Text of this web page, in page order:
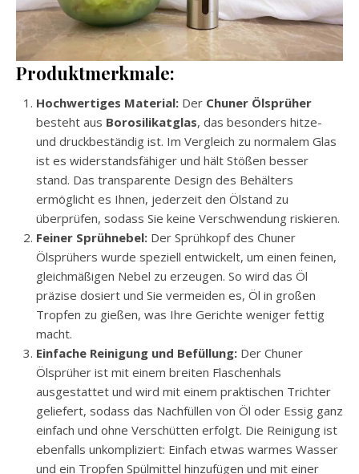
Produktmerkmale:
Hochwertiges Material: Der Chuner Ölsprüher
besteht aus Borosilikatglas, das besonders hitze-
und druckbeständig ist. Im Vergleich zu normalem Glas
ist es widerstandsfähiger und hält Stößen besser
stand. Das transparente Design des Behälters
ermöglicht es Ihnen, jederzeit den Ölstand zu
überprüfen, sodass Sie keine Verschwendung riskieren.
Feiner Sprühnebel: Der Sprühkopf des Chuner
Ölsprühers wurde speziell entwickelt, um einen feinen,
gleichmäßigen Nebel zu erzeugen. So wird das Öl
präzise dosiert und Sie vermeiden es, Öl in großen
Tropfen zu gießen, was Ihre Gerichte weniger fettig
macht.
Einfache Reinigung und Befüllung: Der Chuner
Ölsprüher ist mit einem breiten Flaschenhals
ausgestattet und wird mit einem praktischen Trichter
geliefert, sodass das Nachfüllen von Öl oder Essig ganz
einfach und ohne Verschütten erfolgt. Die Reinigung ist
ebenfalls unkompliziert: Einfach etwas warmes Wasser
und ein Tropfen Spülmittel hinzufügen und mit einer